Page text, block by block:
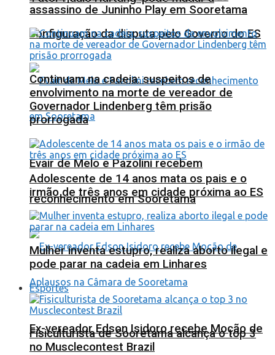
configuração da disputa pelo Governo do ES
Evair de Melo e Pazolini recebem
reconhecimento em Sooretama
Ex-vereador Edson Isidoro recebe Moção de
assassino de Juninho Play em Sooretama
Continuam na cadeia: suspeitos de
envolvimento na morte de vereador de
Governador Lindenberg têm prisão
prorrogada
Adolescente de 14 anos mata os pais e o
irmão de três anos em cidade próxima ao ES
Mulher inventa estupro, realiza aborto ilegal e
pode parar na cadeia em Linhares
Esportes
Fisiculturista de Sooretama alcança o top 3
no Musclecontest Brazil